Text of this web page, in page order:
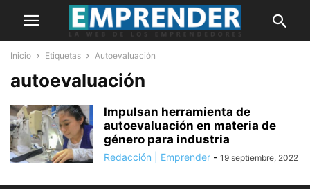
Inicio Etiquetas Autoevaluación
autoevaluación
Impulsan herramienta de
autoevaluación en materia de
género para industria
Redacción | Emprender - 19 septiembre, 2022